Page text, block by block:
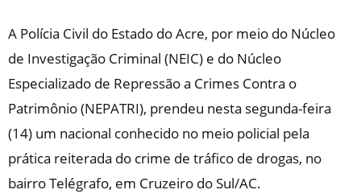
A Polícia Civil do Estado do Acre, por meio do Núcleo
de Investigação Criminal (NEIC) e do Núcleo
Especializado de Repressão a Crimes Contra o
Patrimônio (NEPATRI), prendeu nesta segunda-feira
(14) um nacional conhecido no meio policial pela
prática reiterada do crime de tráfico de drogas, no
bairro Telégrafo, em Cruzeiro do Sul/AC.